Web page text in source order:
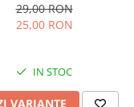
29,00 RON
25,00 RON
IN STOC
VARIANTE